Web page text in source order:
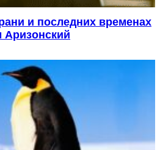
и последних временах